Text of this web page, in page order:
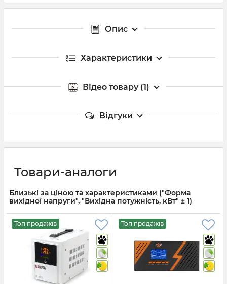
Опис
Характеристики
Відео товару (1)
Відгуки
Товари-аналоги
Близькі за ціною та характеристиками ("Форма
вихідної напруги", "Вихідна потужність, кВт" ± 1)
Топ продажів Топ продажів